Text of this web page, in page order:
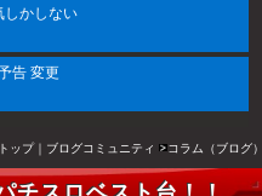
しかしない
告 変更
ップ｜ブログコミュニティ コラム（ブログ